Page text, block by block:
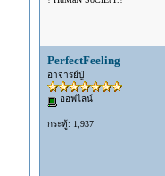
PerfectFeeling
อาจารย์ปู่
ออฟไลน์
กระทู้: 1,937